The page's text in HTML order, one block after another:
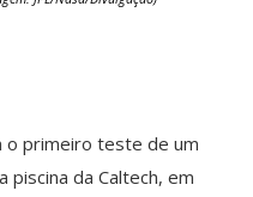
o primeiro teste de um
da Caltech, em